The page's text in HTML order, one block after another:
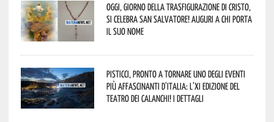
Oggi, giorno della Trasfigurazione di Cristo,
si celebra San Salvatore! Auguri a chi porta
il suo nome
Pisticci, pronto a tornare uno degli eventi
più affascinanti d’Italia: l’XI edizione del
Teatro dei Calanchi! I dettagli